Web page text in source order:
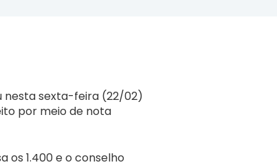
nesta sexta-feira (22/02)
por meio de nota
os 1.400 e o conselho